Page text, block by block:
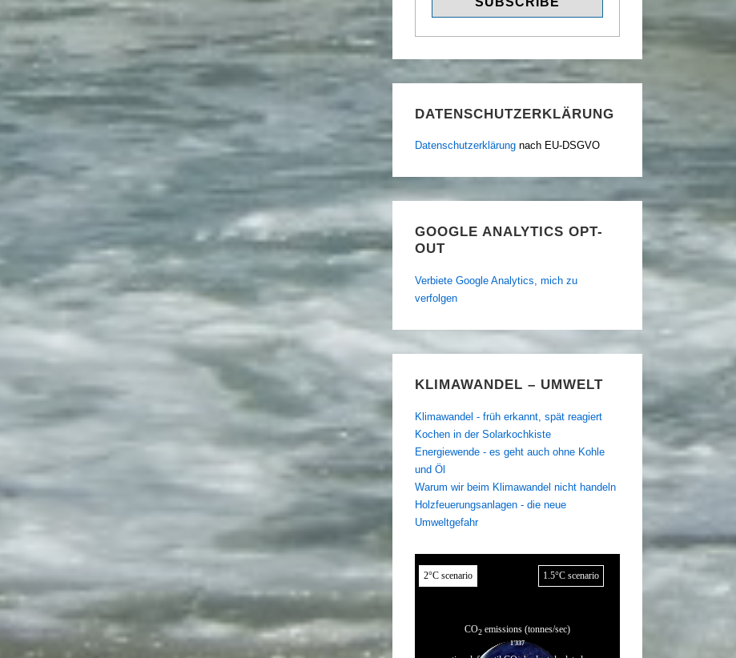
DATENSCHUTZERKLÄRUNG
Datenschutzerklärung nach EU-DSGVO
GOOGLE ANALYTICS OPT-
OUT
Verbiete Google Analytics, mich zu
verfolgen
KLIMAWANDEL – UMWELT
Klimawandel - früh erkannt, spät reagiert
Kochen in der Solarkochkiste
Energiewende - es geht auch ohne Kohle
und Öl
Warum wir beim Klimawandel nicht handeln
Holzfeuerungsanlagen - die neue
Umweltgefahr